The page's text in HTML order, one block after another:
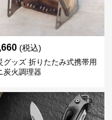
(税込)
グッズ 折りたたみ式携帯用
炭火調理器